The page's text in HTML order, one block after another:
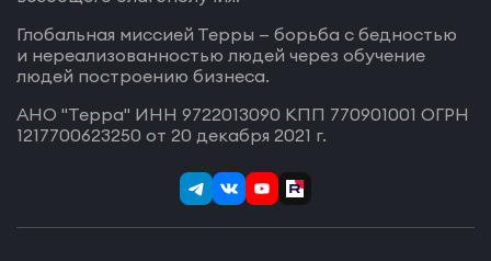
Глобальная миссией Терры — борьба с бедностью
и нереализованностью людей через обучение
людей построению бизнеса.
АНО "Терра" ИНН 9722013090 КПП 770901001 ОГРН
1217700623250 от 20 декабря 2021 г.